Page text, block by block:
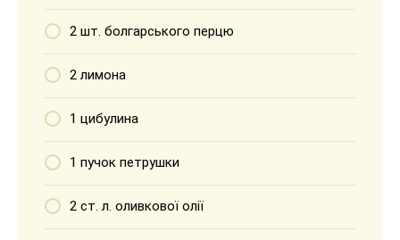
2 шт. болгарського перцю
2 лимона
1 цибулина
1 пучок петрушки
2 ст. л. оливкової олії